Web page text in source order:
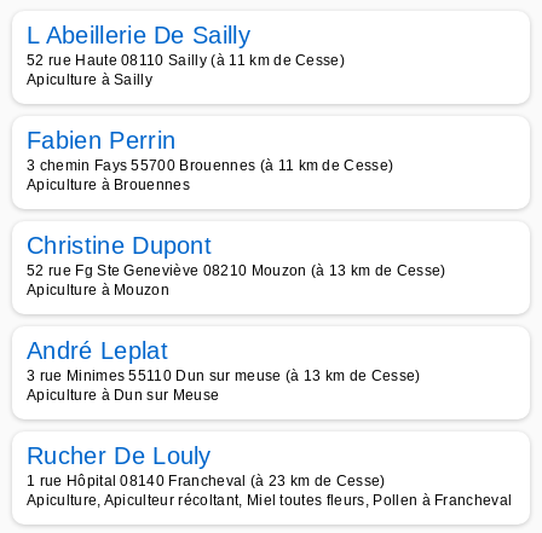
L Abeillerie De Sailly
52 rue Haute 08110 Sailly (à 11 km de Cesse)
Apiculture à Sailly
Fabien Perrin
3 chemin Fays 55700 Brouennes (à 11 km de Cesse)
Apiculture à Brouennes
Christine Dupont
52 rue Fg Ste Geneviève 08210 Mouzon (à 13 km de Cesse)
Apiculture à Mouzon
André Leplat
3 rue Minimes 55110 Dun sur meuse (à 13 km de Cesse)
Apiculture à Dun sur Meuse
Rucher De Louly
1 rue Hôpital 08140 Francheval (à 23 km de Cesse)
Apiculture, Apiculteur récoltant, Miel toutes fleurs, Pollen à Francheval